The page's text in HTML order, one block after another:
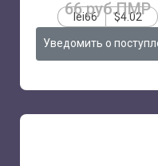
66 руб.ПМР
lei66 $4.02
Уведомить о